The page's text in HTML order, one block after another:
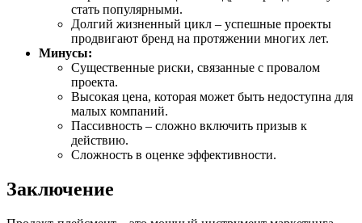
стать популярными.
Долгий жизненный цикл – успешные проекты
продвигают бренд на протяжении многих лет.
Минусы:
Существенные риски, связанные с провалом
проекта.
Высокая цена, которая может быть недоступна для
малых компаний.
Пассивность – сложно включить призыв к
действию.
Сложность в оценке эффективности.
Заключение